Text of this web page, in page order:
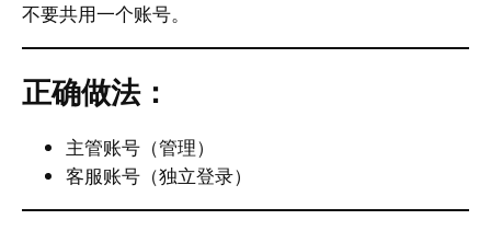
不要共用一个账号。
正确做法：
主管账号（管理）
客服账号（独立登录）